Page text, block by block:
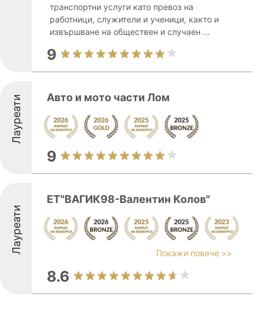
транспортни услуги като превоз на
работници, служители и ученици, както и
извършване на обществен и случаен ...
9
Лауреати Авто и мото части Лом
9
Лауреати
ЕТ"ВАГИК98-Валентин Колов"
Покажи повече >>
8.6